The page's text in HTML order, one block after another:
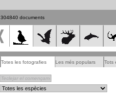
304840 documents
Totes les fotografies Les més populars Tots